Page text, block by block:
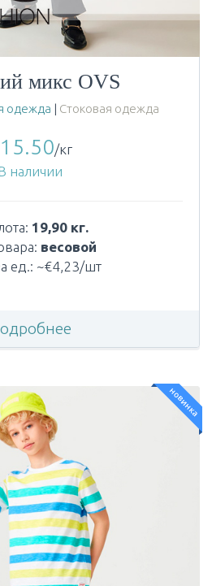
микс OVS
одежда | Стоковая одежда
15.50/кг
наличии
19,90 кг.
весовой
ед.: ~€4,23/шт
новинка